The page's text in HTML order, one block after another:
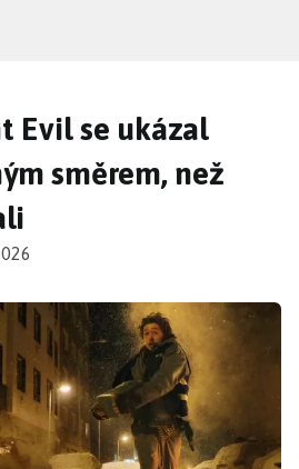
Evil se ukázal
směrem, než